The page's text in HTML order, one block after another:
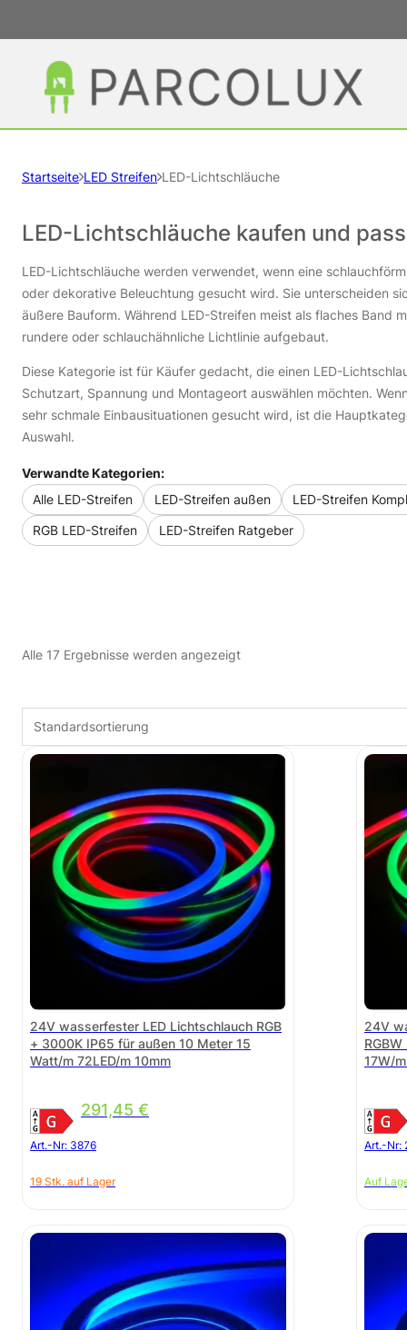
Startseite LED Streifen LED-Lichtschläuche
LED-Lichtschläuche kaufen und
LED-Lichtschläuche werden verwendet, wenn eine
oder dekorative Beleuchtung gesucht wird. Sie unterscheiden
äußere Bauform. Während LED-Streifen meist als flaches Band
rundere oder schlauchähnliche Lichtlinie aufgebaut.
Diese Kategorie ist für Käufer gedacht, die einen LED-
Schutzart, Spannung und Montageort auswählen möchten.
sehr schmale Einbausituationen gesucht wird, ist die
Auswahl.
Verwandte Kategorien:
Alle LED-Streifen
LED-Streifen außen
LED-Streifen
RGB LED-Streifen
LED-Streifen Ratgeber
Alle 17 Ergebnisse werden angezeigt
24V wasserfester LED Lichtschlauch RGB
+ 3000K IP65 für außen 10 Meter 15
Watt/m 72LED/m 10mm
291,45 €
Art.-Nr: 3876
19 Stk. auf Lager
24V
17W/
Art.-Nr:
Auf